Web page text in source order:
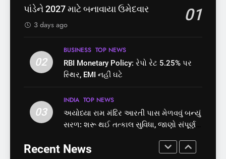
છે? FSSAIએ ડાબરના દાવાઓની
1
સમાજવાદી પાર્ટીએ અયોધ્યા
બેઠક પરથી પવન પાંડેને 2027
2
RBI Monetary Policy: રેપો રેટ
5.25% પર સ્થિર, EMI નહીં ઘટે
પાંડેને 2027 માટે બનાવાયા ઉમેદવાર
01
3 days ago
02
BUSINESS TOP NEWS
RBI Monetary Policy: રેપો રેટ 5.25% પર
સ્થિર, EMI નહીં ઘટે
03
INDIA TOP NEWS
અયોધ્યા રામ મંદિર આરતી પાસ મેળવવું બન્યું
સરળ: શરૂ થઈ તત્કાલ સુવિધા, જાણો સંપૂર્ણ
Recent News
નોંધણી બિલ2026’ ધ્વનિમતથી
શું તમારું મધ કે ઘી ખરેખર શુદ્ધ
છે? FSSAIએ ડાબરના દાવાઓની
1
સમાજવાદી પાર્ટીએ અયોધ્યા
બેઠક પરથી પવન પાંડેને 2027
માટે બનાવાયા ઉમેદવાર